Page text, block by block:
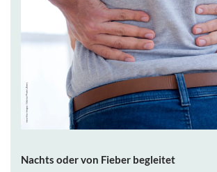
Nachts oder von Fieber begleitet